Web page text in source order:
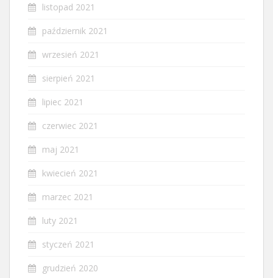
listopad 2021
październik 2021
wrzesień 2021
sierpień 2021
lipiec 2021
czerwiec 2021
maj 2021
kwiecień 2021
marzec 2021
luty 2021
styczeń 2021
grudzień 2020